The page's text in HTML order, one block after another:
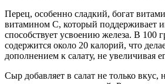
Перец, особенно сладкий, богат
витамином C, который поддерживает
способствует усвоению железа. В 100
содержится около 20 калорий, что
дополнением к салату, не увеличивая
Сыр добавляет в салат не только